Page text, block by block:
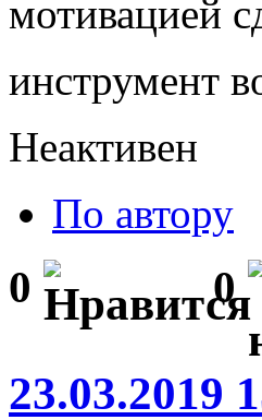
мотивацией
инструмент
Неактивен
По автору
0 0
23.03.2019